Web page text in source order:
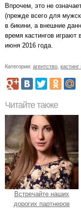
Впрочем, это не
(прежде всего для
в бикини, а внешние
время кастингов
июня 2016 года.
Категории: агентство
Читайте также
Встречайте наших
дорогих партнеров